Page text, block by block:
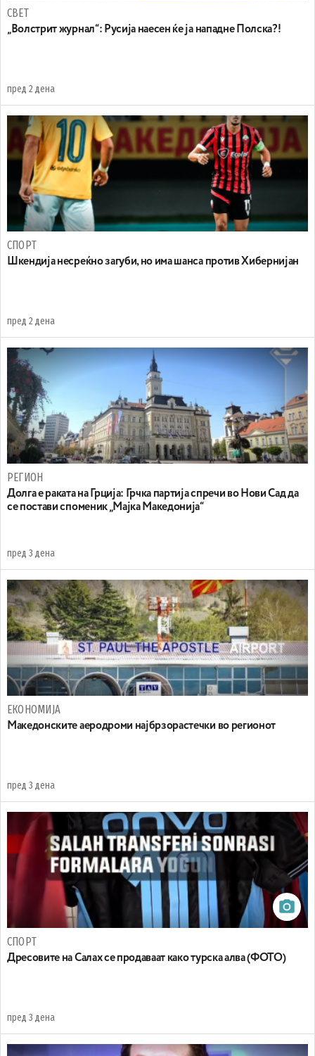
СВЕТ
„Волстрит журнал“: Русија наесен ќе ја нападне Полска?!
пред 2 дена
СПОРТ
Шкендија несреќно загуби, но има шанса против Хибернијан
пред 2 дена
РЕГИОН
Долга е раката на Грција: Грчка партија спречи во Нови Сад да
се постави споменик „Мајка Македонија“
пред 3 дена
ЕКОНОМИЈА
Maкедонските аеродроми најбрзорастечки во регионот
пред 3 дена
СПОРТ
Дресовите на Салах се продаваат како турска алва (ФОТО)
пред 3 дена